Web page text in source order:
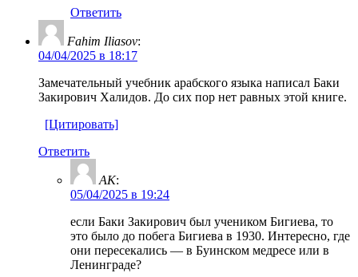
Ответить
Fahim Iliasov:
04/04/2025 в 18:17
Замечательный учебник арабского языка написал Баки
Закирович Халидов. До сих пор нет равных этой книге.
[Цитировать]
Ответить
AK:
05/04/2025 в 19:24
если Баки Закирович был учеником Бигиева, то
это было до побега Бигиева в 1930. Интересно, где
они пересекались — в Буинском медресе или в
Ленинграде?